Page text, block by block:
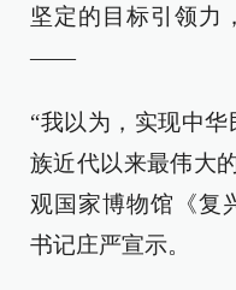
坚定的目标引领力
——
“我以为，实现中
族近代以来最伟大
观国家博物馆《复
书记庄严宣示。